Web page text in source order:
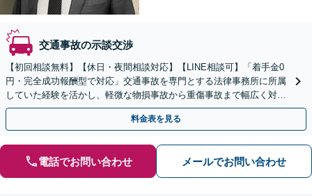
交通事故の示談交渉
【初回相談無料】【休日・夜間相談対応】【LINE相談可】「着手金0
円・完全成功報酬型で対応」交通事故を専門とする法律事務所に所属
していた経験を活かし、軽微な物損事故から重傷事故まで幅広く対応
いたします【WEB面談対応】
料金表を見る
電話でお問い合わせ メールでお問い合わせ